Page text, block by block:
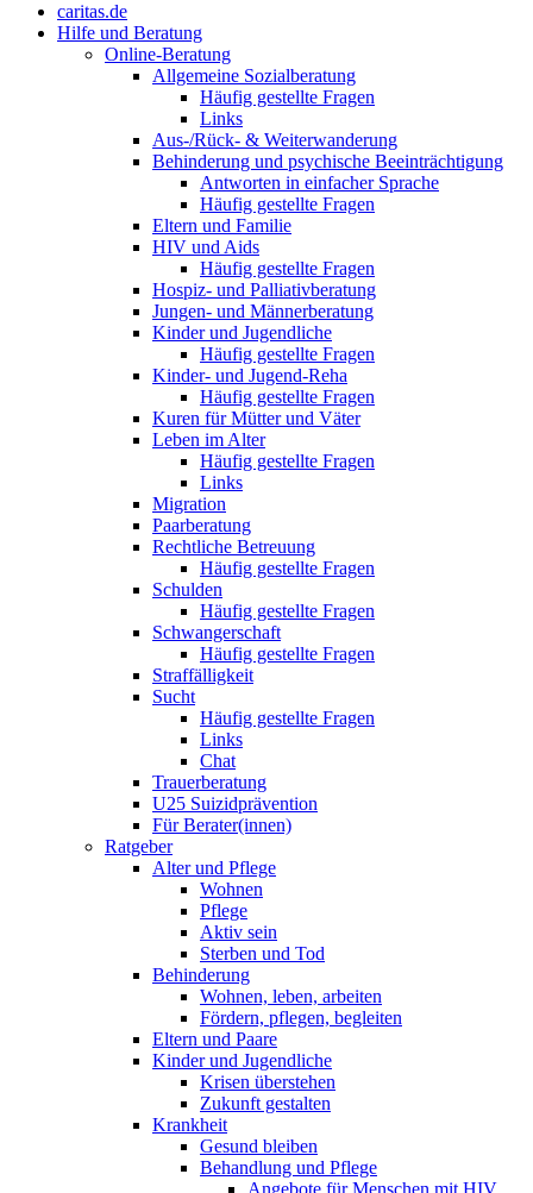
caritas.de
Hilfe und Beratung
Online-Beratung
Allgemeine Sozialberatung
Häufig gestellte Fragen
Links
Aus-/Rück- & Weiterwanderung
Behinderung und psychische Beeinträchtigung
Antworten in einfacher Sprache
Häufig gestellte Fragen
Eltern und Familie
HIV und Aids
Häufig gestellte Fragen
Hospiz- und Palliativberatung
Jungen- und Männerberatung
Kinder und Jugendliche
Häufig gestellte Fragen
Kinder- und Jugend-Reha
Häufig gestellte Fragen
Kuren für Mütter und Väter
Leben im Alter
Häufig gestellte Fragen
Links
Migration
Paarberatung
Rechtliche Betreuung
Häufig gestellte Fragen
Schulden
Häufig gestellte Fragen
Schwangerschaft
Häufig gestellte Fragen
Straffälligkeit
Sucht
Häufig gestellte Fragen
Links
Chat
Trauerberatung
U25 Suizidprävention
Für Berater(innen)
Ratgeber
Alter und Pflege
Wohnen
Pflege
Aktiv sein
Sterben und Tod
Behinderung
Wohnen, leben, arbeiten
Fördern, pflegen, begleiten
Eltern und Paare
Kinder und Jugendliche
Krisen überstehen
Zukunft gestalten
Krankheit
Gesund bleiben
Behandlung und Pflege